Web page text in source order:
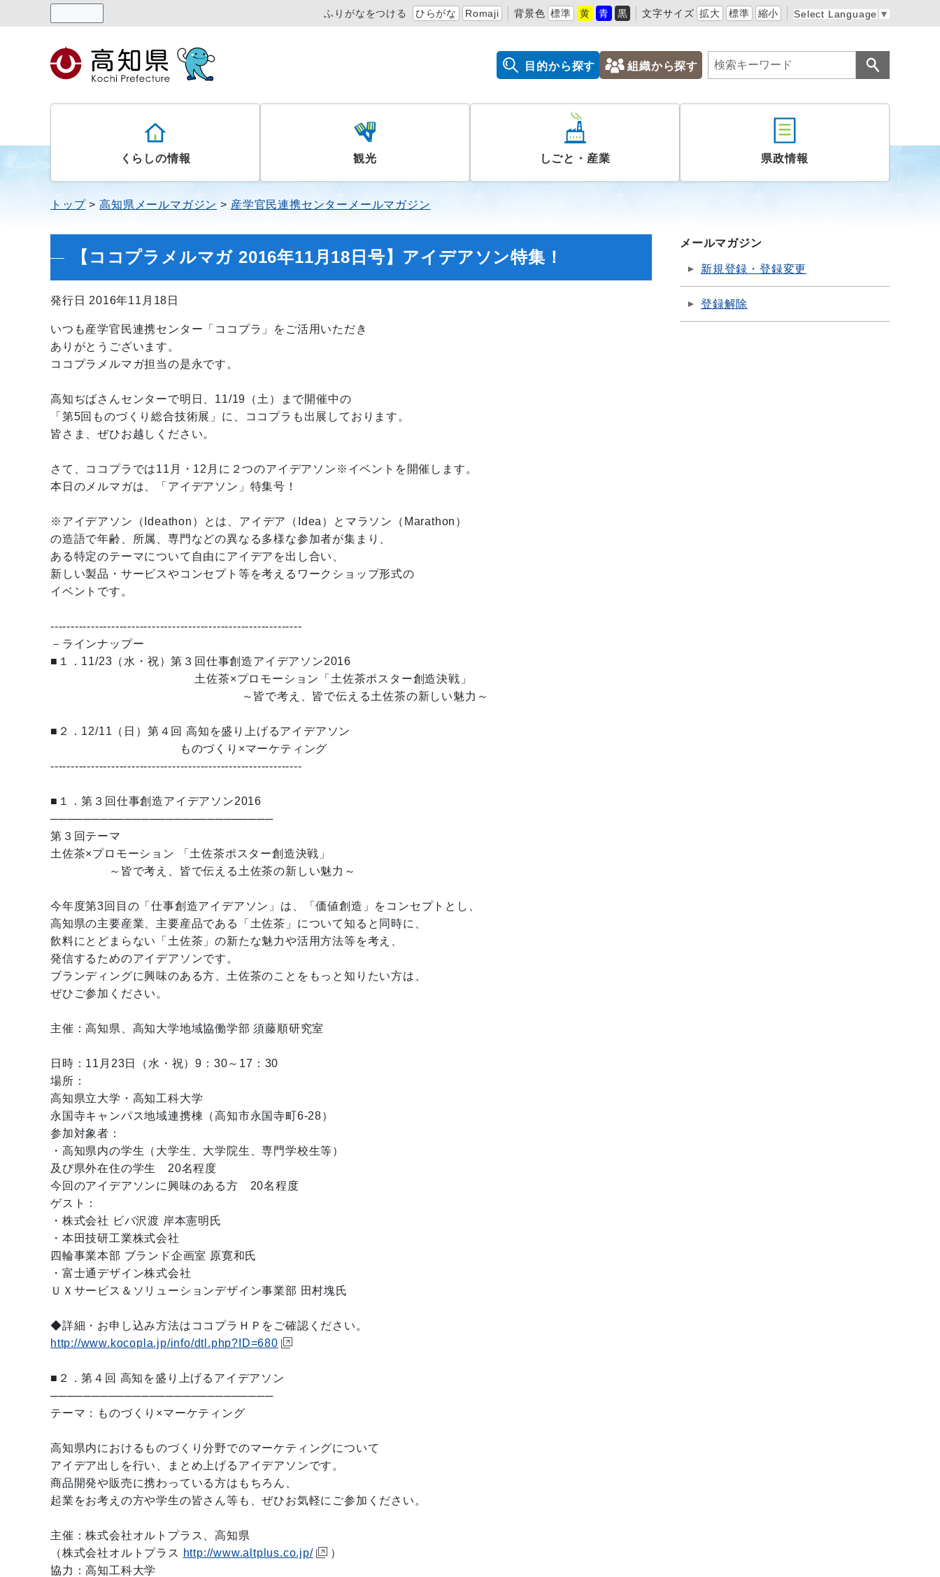
ふりがなをつける ひらがな Romaji 背景色 標準 黄 青 黒 文字サイズ 拡大 標準 縮小 Select Language ▼
目的から探す 組織から探す
くらしの情報 観光 しごと・産業 県政情報
トップ 高知県メールマガジン 産学官民連携センターメールマガジン
【ココプラメルマガ 2016年11月18日号】アイデアソン特集！
発行日 2016年11月18日
いつも産学官民連携センター「ココプラ」をご活用いただき
ありがとうございます。
ココプラメルマガ担当の是永です。
高知ぢばさんセンターで明日、11/19（土）まで開催中の
「第5回ものづくり総合技術展」に、ココプラも出展しております。
皆さま、ぜひお越しください。
さて、ココプラでは11月・12月に２つのアイデアソン※イベントを開催します。
本日のメルマガは、「アイデアソン」特集号！
※アイデアソン（Ideathon）とは、アイデア（Idea）とマラソン（Marathon）
の造語で年齢、所属、専門などの異なる多様な参加者が集まり、
ある特定のテーマについて自由にアイデアを出し合い、
新しい製品・サービスやコンセプト等を考えるワークショップ形式の
イベントです。
--------------------------------------------------------------
－ラインナップー
■１．11/23（水・祝）第３回仕事創造アイデアソン2016
土佐茶×プロモーション「土佐茶ポスター創造決戦」
～皆で考え、皆で伝える土佐茶の新しい魅力～
■２．12/11（日）第４回 高知を盛り上げるアイデアソン
ものづくり×マーケティング
--------------------------------------------------------------
■１．第３回仕事創造アイデアソン2016
───────────────────────────
第３回テーマ
土佐茶×プロモーション 「土佐茶ポスター創造決戦」
～皆で考え、皆で伝える土佐茶の新しい魅力～
今年度第3回目の「仕事創造アイデアソン」は、「価値創造」をコンセプトとし、
高知県の主要産業、主要産品である「土佐茶」について知ると同時に、
飲料にとどまらない「土佐茶」の新たな魅力や活用方法等を考え、
発信するためのアイデアソンです。
ブランディングに興味のある方、土佐茶のことをもっと知りたい方は、
ぜひご参加ください。
主催：高知県、高知大学地域協働学部 須藤順研究室
日時：11月23日（水・祝）9：30～17：30
場所：
高知県立大学・高知工科大学
永国寺キャンパス地域連携棟（高知市永国寺町6‐28）
参加対象者：
・高知県内の学生（大学生、大学院生、専門学校生等）
及び県外在住の学生 20名程度
今回のアイデアソンに興味のある方 20名程度
ゲスト：
・株式会社 ビバ沢渡 岸本憲明氏
・本田技研工業株式会社
四輪事業本部 ブランド企画室 原寛和氏
・富士通デザイン株式会社
ＵＸサービス＆ソリューションデザイン事業部 田村塊氏
◆詳細・お申し込み方法はココプラＨＰをご確認ください。
http://www.kocopla.jp/info/dtl.php?ID=680
■２．第４回 高知を盛り上げるアイデアソン
───────────────────────────
テーマ：ものづくり×マーケティング
高知県内におけるものづくり分野でのマーケティングについて
アイデア出しを行い、まとめ上げるアイデアソンです。
商品開発や販売に携わっている方はもちろん、
起業をお考えの方や学生の皆さん等も、ぜひお気軽にご参加ください。
主催：株式会社オルトプラス、高知県
（株式会社オルトプラス http://www.altplus.co.jp/
）
協力：高知工科大学
メールマガジン
新規登録・登録変更
登録解除